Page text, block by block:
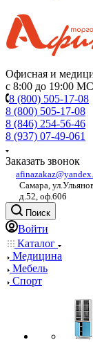
Офисная и
с 8:00 до 19:00
8 (800) 505-17-08
8 (800) 505-17-08
8 (846) 254-56-46
8 (937) 07-49-061
Заказать звонок
Самара,
д.52, оф.606
Поиск
Войти
Каталог
Медицина
Мебель
Спорт